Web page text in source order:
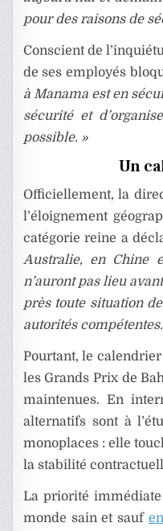
pour des raisons de
Conscient de
de ses employés
à Manama est en
sécurité et
possible. »
Un
Officiellement, la
l’éloignement
catégorie reine a
Australie, en Chine
n’auront pas lieu
près toute situation
autorités
Pourtant, le
les Grands Prix de
maintenues. En
alternatifs sont à
monoplaces : elle
la stabilité
La priorité
monde sain et sauf